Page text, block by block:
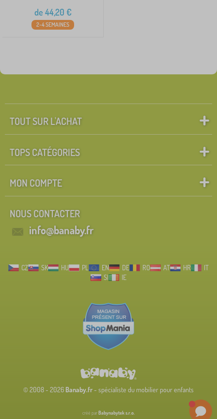
de 44,20 €
2-4 SEMAINES
TOUT SUR L'ACHAT
TOPS CATÉGORIES
MON COMPTE
NOUS CONTACTER
info@banaby.fr
CZ SK HU PL EN DE RO AT HR
IT
SI
IE
© 2008 - 2026 Banaby.fr- spécialiste du mobilier pour enfants
créé parBabynabytek s.r.o.